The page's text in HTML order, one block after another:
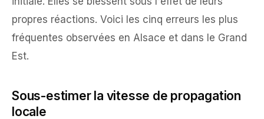
propres réactions. Voici les cinq erreurs les plus
fréquentes observées en Alsace et dans le Grand
Est.
Sous-estimer la vitesse de propagation
locale